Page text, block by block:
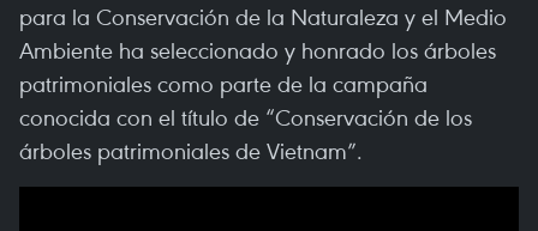
para la Conservación de la Naturaleza y el Medio
Ambiente ha seleccionado y honrado los árboles
patrimoniales como parte de la campaña
conocida con el título de “Conservación de los
árboles patrimoniales de Vietnam”.